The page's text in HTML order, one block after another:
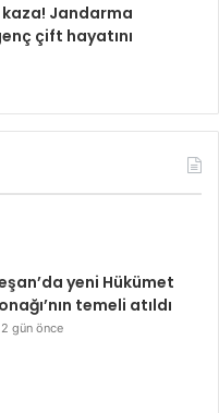
kaza! Jandarma
çift hayatını
yeni Hükümet
temeli atıldı
2 gün önce